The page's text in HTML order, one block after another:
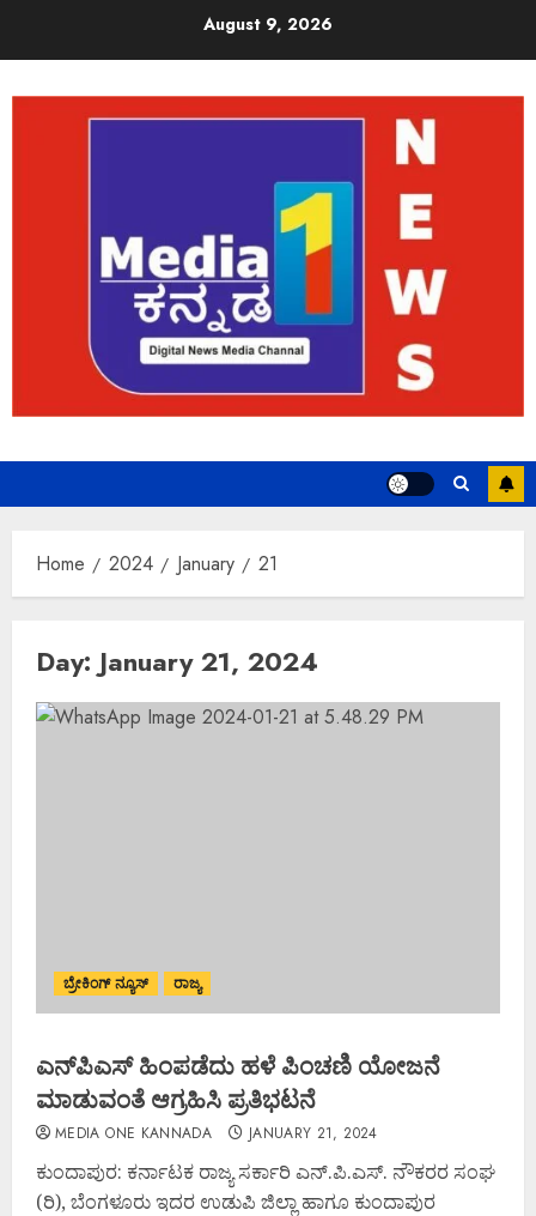
August 9, 2026
Home 2024 January 21
Day: January 21, 2024
ಬ್ರೇಕಿಂಗ್ ನ್ಯೂಸ್ ರಾಜ್ಯ
ಎನ್‌ಪಿಎಸ್ ಹಿಂಪಡೆದು ಹಳೆ ಪಿಂಚಣಿ ಯೋಜನೆ
ಮಾಡುವಂತೆ ಆಗ್ರಹಿಸಿ ಪ್ರತಿಭಟನೆ
MEDIA ONE KANNADA JANUARY 21, 2024
ಕುಂದಾಪುರ: ಕರ್ನಾಟಕ ರಾಜ್ಯ ಸರ್ಕಾರಿ ಎನ್.ಪಿ.ಎಸ್. ನೌಕರರ ಸಂಘ
(ರಿ), ಬೆಂಗಳೂರು ಇದರ ಉಡುಪಿ ಜಿಲ್ಲಾ ಹಾಗೂ ಕುಂದಾಪುರ